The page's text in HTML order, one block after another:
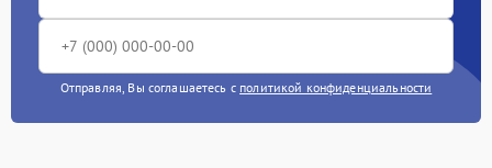
Отправляя, Вы соглашаетесь с политикой конфиденциальности